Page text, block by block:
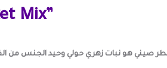
Mix”
صيني هو نبات زهري حولي وحيد الجنس من